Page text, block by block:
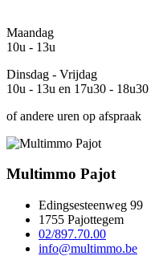
Maandag
10u - 13u
Dinsdag - Vrijdag
10u - 13u en 17u30 - 18u30
of andere uren op afspraak
Multimmo Pajot
Edingsesteenweg 99
1755 Pajottegem
02/897.70.00
info@multimmo.be